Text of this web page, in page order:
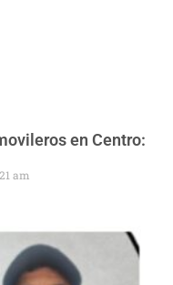
en Centro:
am